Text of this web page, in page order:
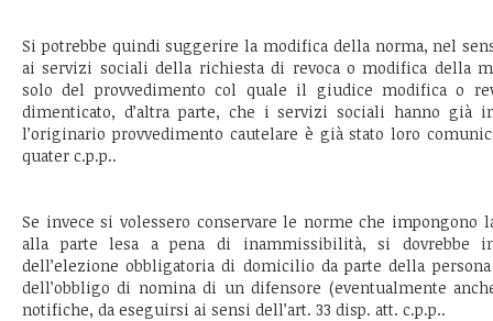
Si potrebbe quindi suggerire la modifica della norma, nel
ai servizi sociali della richiesta di revoca o modifica della
solo del provvedimento col quale il giudice modifica o
dimenticato, d’altra parte, che i servizi sociali hanno già
l’originario provvedimento cautelare è già stato loro
quater c.p.p..
Se invece si volessero conservare le norme che impongono
alla parte lesa a pena di inammissibilità, si dovrebbe
dell’elezione obbligatoria di domicilio da parte della
dell’obbligo di nomina di un difensore (eventualmente
notifiche, da eseguirsi ai sensi dell’art. 33 disp. att. c.p.p..